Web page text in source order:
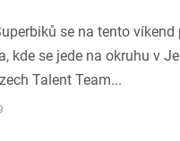
se na tento víkend
kde se jede na okruhu v
Talent Team...